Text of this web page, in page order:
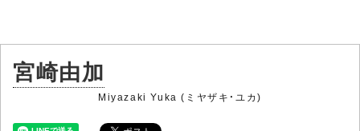
宮崎由加
Miyazaki Yuka (ミヤザキ・ユカ)